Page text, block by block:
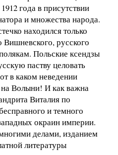
года в присутствии
и множества народа.
находился только
Вишневского, русского
Польские ксендзы
паству целовать
в каком неведении
Волыни! И как важна
Виталия по
и темного
окраин империи.
делами, изданием
литературы